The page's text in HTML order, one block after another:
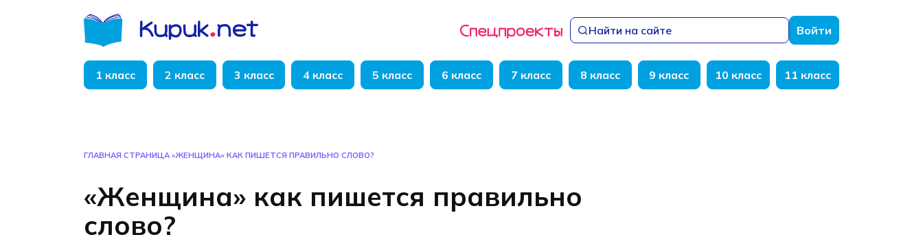
Найти на сайте Войти
1 класс 2 класс 3 класс 4 класс 5 класс 6 класс 7 класс 8 класс 9 класс 10 класс 11 класс
ГЛАВНАЯ СТРАНИЦА «ЖЕНЩИНА» КАК ПИШЕТСЯ ПРАВИЛЬНО СЛОВО?
«Женщина» как пишется правильно
слово?